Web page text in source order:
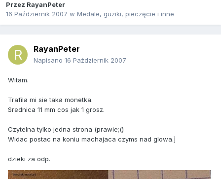
Przez RayanPeter
16 Październik 2007 w Medale, guziki, pieczęcie i inne
RayanPeter
Napisano 16 Październik 2007
Witam.
Trafila mi sie taka monetka.
Srednica 11 mm cos jak 1 grosz.
Czytelna tylko jedna strona (prawie;()
Widac postac na koniu machajaca czyms nad glowa.]
dzieki za odp.